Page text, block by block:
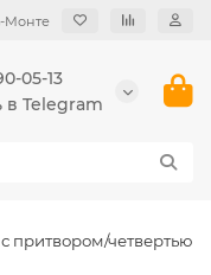
Монте
05-13
в Telegram
притвором/четвертью